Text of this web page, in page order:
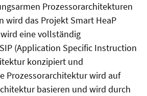
Prozessorarchitekturen
wird das Projekt Smart HeaP
eine vollständig
(Application Specific Instruction
konzipiert und
Prozessorarchitektur wird auf
basieren und wird durch